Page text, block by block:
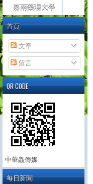
嘉南藥理大學
首頁
文章
留言
QR CODE
中華鱻傳媒
每日新聞